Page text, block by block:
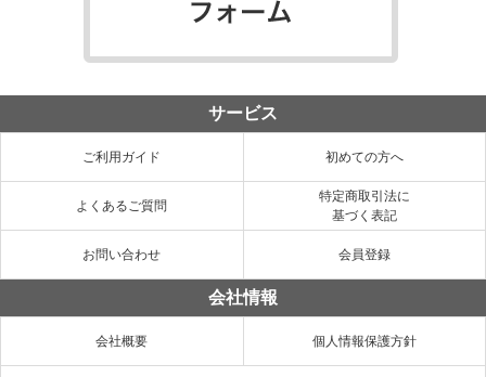
サービス
ご利用ガイド 初めての方へ
よくあるご質問
特定商取引法に
基づく表記
お問い合わせ 会員登録
会社情報
会社概要 個人情報保護方針